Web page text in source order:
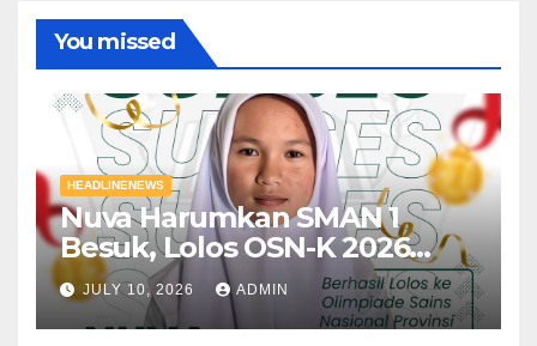
You missed
HEADLINENEWS
Nuva Harumkan SMAN 1
Besuk, Lolos OSN-K 2026
Menuju OSN-P Bidang Studi
Biologi
JULY 10, 2026 ADMIN